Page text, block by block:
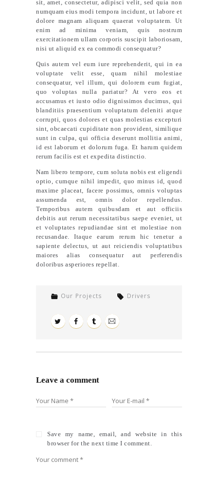
sit, amet, consectetur, adipisci velit, sed quia non
numquam eius modi tempora incidunt, ut labore et
dolore magnam aliquam quaerat voluptatem. Ut
enim ad minima veniam, quis nostrum
exercitationem ullam corporis suscipit laboriosam,
nisi ut aliquid ex ea commodi consequatur?
Quis autem vel eum iure reprehenderit, qui in ea
voluptate velit esse, quam nihil molestiae
consequatur, vel illum, qui dolorem eum fugiat,
quo voluptas nulla pariatur? At vero eos et
accusamus et iusto odio dignissimos ducimus, qui
blanditiis praesentium voluptatum deleniti atque
corrupti, quos dolores et quas molestias excepturi
sint, obcaecati cupiditate non provident, similique
sunt in culpa, qui officia deserunt mollitia animi,
id est laborum et dolorum fuga. Et harum quidem
rerum facilis est et expedita distinctio.
Nam libero tempore, cum soluta nobis est eligendi
optio, cumque nihil impedit, quo minus id, quod
maxime placeat, facere possimus, omnis voluptas
assumenda est, omnis dolor repellendus.
Temporibus autem quibusdam et aut officiis
debitis aut rerum necessitatibus saepe eveniet, ut
et voluptates repudiandae sint et molestiae non
recusandae. Itaque earum rerum hic tenetur a
sapiente delectus, ut aut reiciendis voluptatibus
maiores alias consequatur aut perferendis
doloribus asperiores repellat.
Our Projects Drivers
Leave a comment
Save my name, email, and website in this
browser for the next time I comment.